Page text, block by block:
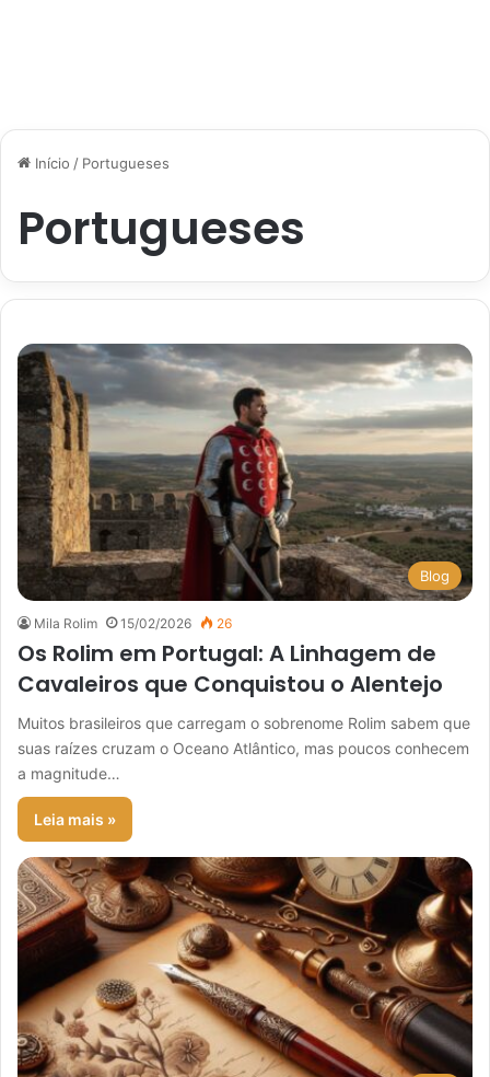
Início / Portugueses
Portugueses
Blog
Mila Rolim 15/02/2026 26
Os Rolim em Portugal: A Linhagem de
Cavaleiros que Conquistou o Alentejo
Muitos brasileiros que carregam o sobrenome Rolim sabem que
suas raízes cruzam o Oceano Atlântico, mas poucos conhecem
a magnitude…
Leia mais »